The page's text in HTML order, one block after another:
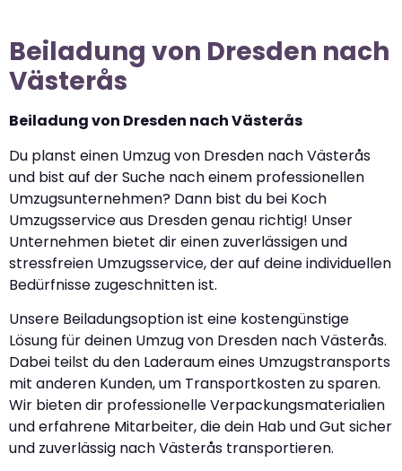
Beiladung von Dresden nach
Västerås
Beiladung von Dresden nach Västerås
Du planst einen Umzug von Dresden nach Västerås
und bist auf der Suche nach einem professionellen
Umzugsunternehmen? Dann bist du bei Koch
Umzugsservice aus Dresden genau richtig! Unser
Unternehmen bietet dir einen zuverlässigen und
stressfreien Umzugsservice, der auf deine individuellen
Bedürfnisse zugeschnitten ist.
Unsere Beiladungsoption ist eine kostengünstige
Lösung für deinen Umzug von Dresden nach Västerås.
Dabei teilst du den Laderaum eines Umzugstransports
mit anderen Kunden, um Transportkosten zu sparen.
Wir bieten dir professionelle Verpackungsmaterialien
und erfahrene Mitarbeiter, die dein Hab und Gut sicher
und zuverlässig nach Västerås transportieren.